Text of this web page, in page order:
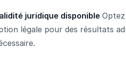
juridique disponible
légale pour des résultats